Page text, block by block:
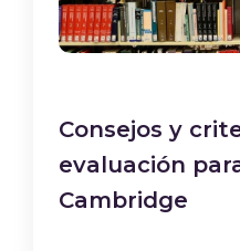
Consejos y
evaluación
Cambridge